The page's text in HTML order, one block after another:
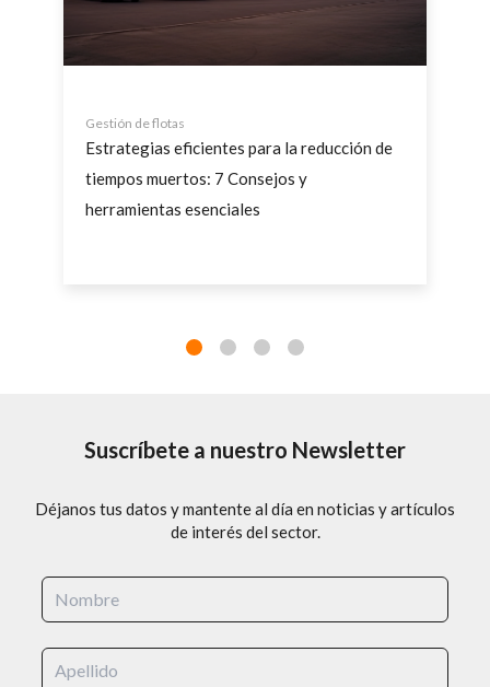
Gestión de flotas
Estrategias eficientes para la reducción de
tiempos muertos: 7 Consejos y
herramientas esenciales
complejo que implica una planificación meticulosa
y el uso de herramientas adecuadas para
Leer más
Suscríbete a nuestro Newsletter
Déjanos tus datos y mantente al día en noticias y artículos
de interés del sector.